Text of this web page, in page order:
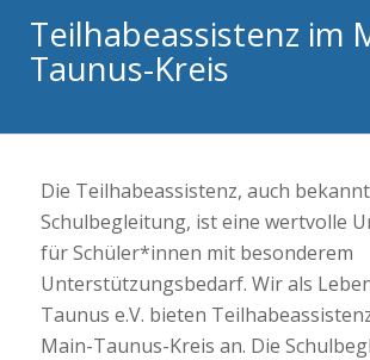
Teilhabeassistenz im
Taunus-Kreis
Die Teilhabeassistenz, auch
Schulbegleitung, ist eine wertvolle
für Schüler*innen mit besonderem
Unterstützungsbedarf. Wir als
Taunus e.V. bieten
Main-Taunus-Kreis an. Die